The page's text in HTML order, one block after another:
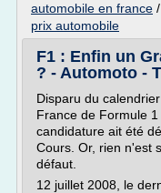
automobile en france /
prix automobile
F1 : Enfin un
? - Automoto -
Disparu du
France de Formule
candidature ait été
Cours. Or, rien n'est
défaut.
12 juillet 2008, le